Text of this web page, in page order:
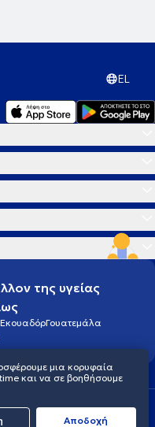
EL
της υγείας
ΕκουαδόρΓουατεμάλα
προσωπικού απορρήτου
μια κορυφαία
και να σε βοηθήσουμε
Aποδοχή